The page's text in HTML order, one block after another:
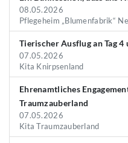
08.05.2026
Pflegeheim „Blumenfabrik“
Tierischer Ausflug an Tag
07.05.2026
Kita Knirpsenland
Ehrenamtliches
Traumzauberland
07.05.2026
Kita Traumzauberland